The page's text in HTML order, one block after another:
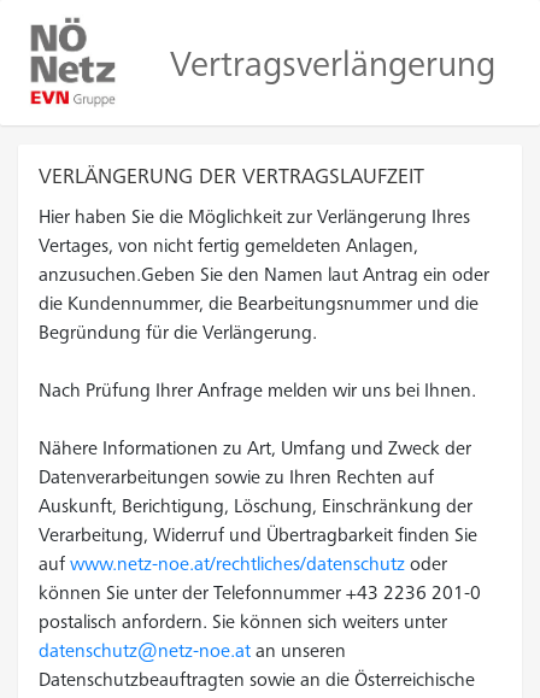
Vertragsverlängerung
VERLÄNGERUNG DER VERTRAGSLAUFZEIT
Hier haben Sie die Möglichkeit zur Verlängerung Ihres
Vertages, von nicht fertig gemeldeten Anlagen,
anzusuchen.Geben Sie den Namen laut Antrag ein oder
die Kundennummer, die Bearbeitungsnummer und die
Begründung für die Verlängerung.
Nach Prüfung Ihrer Anfrage melden wir uns bei Ihnen.
Nähere Informationen zu Art, Umfang und Zweck der
Datenverarbeitungen sowie zu Ihren Rechten auf
Auskunft, Berichtigung, Löschung, Einschränkung der
Verarbeitung, Widerruf und Übertragbarkeit finden Sie
auf www.netz-noe.at/rechtliches/datenschutz oder
können Sie unter der Telefonnummer +43 2236 201-0
postalisch anfordern. Sie können sich weiters unter
datenschutz@netz-noe.at an unseren
Datenschutzbeauftragten sowie an die Österreichische